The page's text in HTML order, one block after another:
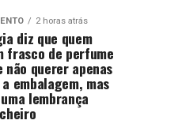
2 horas atrás
diz que quem
frasco de perfume
não querer apenas
embalagem, mas
lembrança